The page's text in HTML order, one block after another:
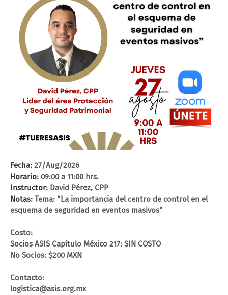
Fecha: 27/Aug/2026
Horario: 09:00 a 11:00 hrs.
Instructor: David Pérez, CPP
Notas: Tema: “La importancia del centro de control en el
esquema de seguridad en eventos masivos”
Costo:
Socios ASIS Capítulo México 217: SIN COSTO
No Socios: $200 MXN
Contacto:
logistica@asis.org.mx